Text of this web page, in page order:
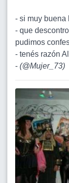
- si muy buena
- que
pudimos
- tenés razón
- (@Mujer_73)